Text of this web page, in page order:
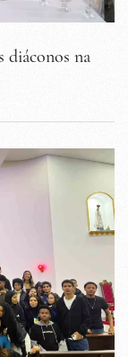
diáconos na